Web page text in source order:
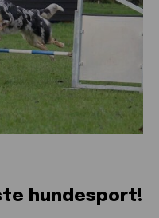
hundesport!